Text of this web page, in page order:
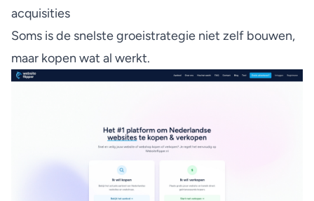
acquisities
Soms is de snelste groeistrategie niet zelf bouwen,
maar kopen wat al werkt.